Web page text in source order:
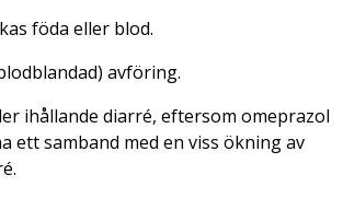
föda eller blod.
avföring.
ihållande diarré, eftersom omeprazol
ett samband med en viss ökning av